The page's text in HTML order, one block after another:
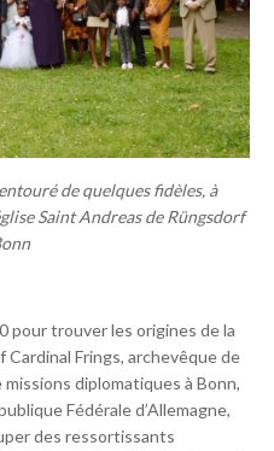
de quelques fidèles, à
Saint Andreas de Rüngsdorf
pour trouver les origines de la
Frings, archevêque de
diplomatiques à Bonn,
Fédérale d’Allemagne,
des ressortissants